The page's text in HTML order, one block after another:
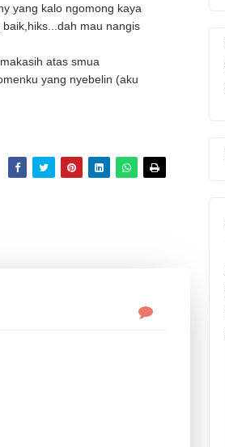
yang kalo ngomong kaya
mau nangis
atas smua
yang nyebelin (aku